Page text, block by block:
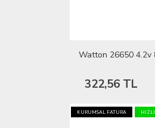
Watton 26650 4.2v
322,56 TL
KURUMSAL FATURA HIZLI